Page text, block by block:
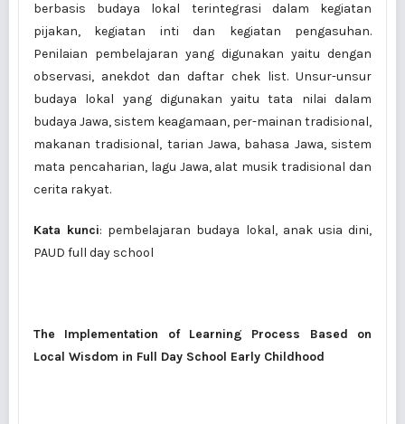
berbasis budaya lokal terintegrasi dalam kegiatan
pijakan, kegiatan inti dan kegiatan pengasuhan.
Penilaian pembelajaran yang digunakan yaitu dengan
observasi, anekdot dan daftar chek list. Unsur-unsur
budaya lokal yang digunakan yaitu tata nilai dalam
budaya Jawa, sistem keagamaan, per-mainan tradisional,
makanan tradisional, tarian Jawa, bahasa Jawa, sistem
mata pencaharian, lagu Jawa, alat musik tradisional dan
cerita rakyat.
Kata kunci: pembelajaran budaya lokal, anak usia dini,
PAUD full day school
The Implementation of Learning Process Based on
Local Wisdom in Full Day School Early Childhood